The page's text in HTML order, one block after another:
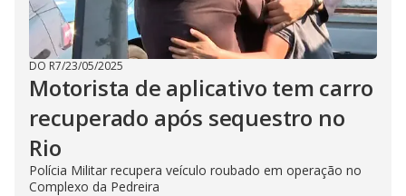
DO R7/23/05/2025
Motorista de aplicativo tem carro
recuperado após sequestro no
Rio
Polícia Militar recupera veículo roubado em operação no
Complexo da Pedreira